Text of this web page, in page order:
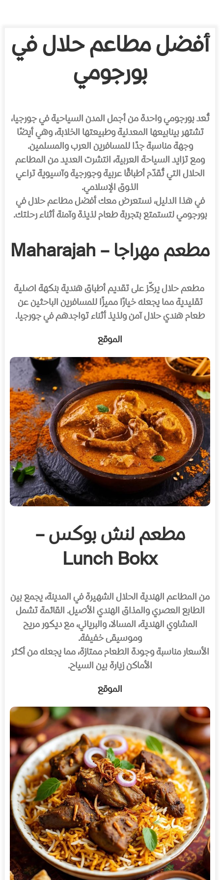
أفضل مطاعم حلال في
بورجومي
تُعد بورجومي واحدة من أجمل المدن السياحية في جورجيا،
تشتهر بينابيعها المعدنية وطبيعتها الخلابة، وهي أيضًا
وجهة مناسبة جدًا للمسافرين العرب والمسلمين.
ومع تزايد السياحة العربية، انتشرت العديد من المطاعم
الحلال التي تُقدّم أطباقًا عربية وجورجية وآسيوية تراعي
الذوق الإسلامي.
في هذا الدليل، نستعرض معك أفضل مطاعم حلال في
بورجومي لتستمتع بتجربة طعام لذيذة وآمنة أثناء رحلتك.
مطعم مهراجا – Maharajah
مطعم حلال يركّز على تقديم أطباق هندية بنكهة اصلية
تقليدية مما يجعله خيارًا مميزًا للمسافرين الباحثين عن
طعام هندي حلال آمن ولذيذ أثناء تواجدهم في جورجيا.
الموقع
مطعم لنش بوكس –
Lunch Bokx
من المطاعم الهندية الحلال الشهيرة في المدينة، يجمع بين
الطابع العصري والمذاق الهندي الأصيل. القائمة تشمل
المشاوي الهندية، المسالا، والبرياني، مع ديكور مريح
وموسيقى خفيفة.
الأسعار مناسبة وجودة الطعام ممتازة، مما يجعله من أكثر
الأماكن زيارة بين السياح.
الموقع